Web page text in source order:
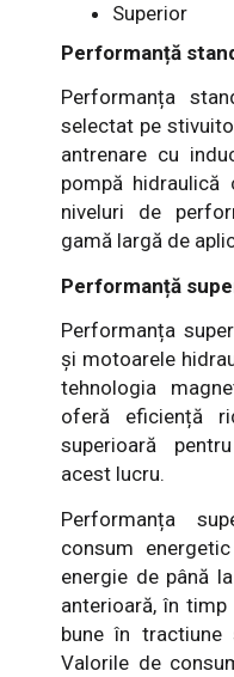
Superior
Performanță
Performanța
selectat pe
antrenare cu
pompă
niveluri de
gamă largă de
Performanță
Performanța
și motoarele
tehnologia
oferă eficiență
superioară
acest lucru.
Performanța
consum
energie de până
anterioară, în
bune în
Valorile de